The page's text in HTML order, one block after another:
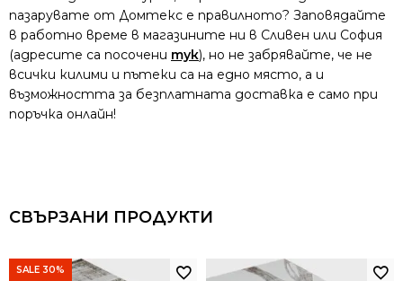
пазарувате от Домтекс е правилното? Заповядайте
в работно време в магазините ни в Сливен или София
(адресите са посочени тук), но не забрявайте, че не
всички килими и пътеки са на едно място, а и
възможността за безплатната доставка е само при
поръчка онлайн!
СВЪРЗАНИ ПРОДУКТИ
SALE 30%